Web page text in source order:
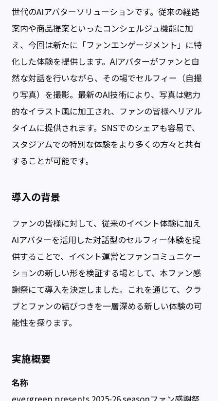
世代のAIアバターソリューションです。従来の経路
案内や商品提案といったコンシェルジュ機能に加
え、今回は新たに「ファンエンゲージメント」に特
化した体験を提供します。AIアバターがファンと自
然な対話を行いながら、その場でセルフィー（自撮
り写真）を撮影。最新のAI技術により、写真は魅力
的なイラスト風に加工され、ファンの皆様へリアル
タイムに提供されます。SNSでのシェアも容易で、
スタジアムでの特別な体験をより多くの方々と共有
することが可能です。
導入の背景
ファンの皆様に対して、従来のイベント体験に加え
AIアバターを活用した対話型のセルフィー体験を提
供することで、イベント運営とファンコミュニケー
ションの新しい形を検証する場として、本ファン感
謝祭にて導入を決定しました。これを通じて、クラ
ブとファンの結びつきを一層深める新しい体験の可
能性を探ります。
実施概要
名称